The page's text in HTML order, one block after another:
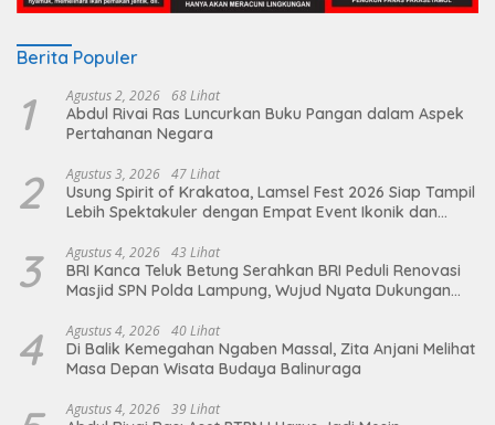
Berita Populer
1 Agustus 2, 2026 68 Lihat
Abdul Rivai Ras Luncurkan Buku Pangan dalam Aspek
Pertahanan Negara
2 Agustus 3, 2026 47 Lihat
Usung Spirit of Krakatoa, Lamsel Fest 2026 Siap Tampil
Lebih Spektakuler dengan Empat Event Ikonik dan
3 Agustus 4, 2026 43 Lihat
BRI Kanca Teluk Betung Serahkan BRI Peduli Renovasi
Masjid SPN Polda Lampung, Wujud Nyata Dukungan
4 Agustus 4, 2026 40 Lihat
Di Balik Kemegahan Ngaben Massal, Zita Anjani Melihat
Masa Depan Wisata Budaya Balinuraga
Agustus 4, 2026 39 Lihat